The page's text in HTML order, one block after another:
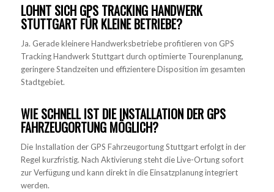
LOHNT SICH GPS TRACKING HANDWERK
STUTTGART FÜR KLEINE BETRIEBE?
Ja. Gerade kleinere Handwerksbetriebe profitieren von GPS
Tracking Handwerk Stuttgart durch optimierte Tourenplanung,
geringere Standzeiten und effizientere Disposition im gesamten
Stadtgebiet.
WIE SCHNELL IST DIE INSTALLATION DER GPS
FAHRZEUGORTUNG MÖGLICH?
Die Installation der GPS Fahrzeugortung Stuttgart erfolgt in der
Regel kurzfristig. Nach Aktivierung steht die Live-Ortung sofort
zur Verfügung und kann direkt in die Einsatzplanung integriert
werden.